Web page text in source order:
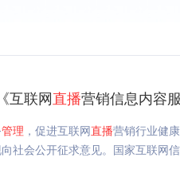
互联网直播营销信息内容
管理 ，促进互联网直播营销行业健
社会公开征求意见。国家互联网